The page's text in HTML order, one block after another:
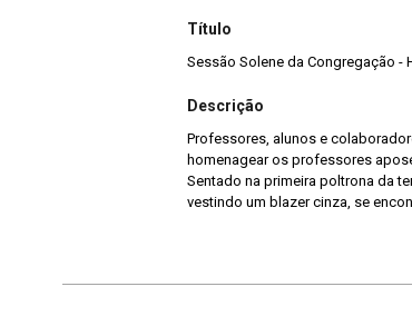
Título
Sessão Solene da Congregação
Descrição
Professores, alunos e colaboradores do IGc reunidos durante
homenagear os professores
Sentado na primeira poltrona da
vestindo um blazer cinza, se